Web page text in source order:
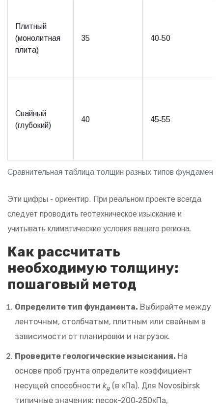
Сравнительная таблица толщин разных типов
Плитный
(монолитная
плита)
35 40‑50
Свайный
(глубокий)
40 45‑55
Эти цифры - ориентир. При реальном проекте всегда
следует проводить геотехническое изыскание и
учитывать климатические условия вашего региона.
Как рассчитать
необходимую толщину:
пошаговый метод
Определите тип фундамента. Выбирайте между
ленточным, столбчатым, плитным или свайным в
зависимости от планировки и нагрузок.
Проведите геологические изыскания. На
основе проб грунта определите коэффициент
несущей способности kg (в кПа). Для Novosibirsk
типичные значения: песок-200‑250кПа,